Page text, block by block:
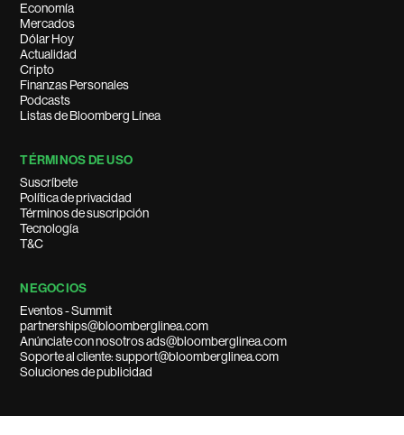
Economía
Mercados
Dólar Hoy
Actualidad
Cripto
Finanzas Personales
Podcasts
Listas de Bloomberg Línea
TÉRMINOS DE USO
Suscríbete
Política de privacidad
Términos de suscripción
Tecnología
T&C
NEGOCIOS
Eventos - Summit
partnerships@bloomberglinea.com
Anúnciate con nosotros ads@bloomberglinea.com
Soporte al cliente: support@bloomberglinea.com
Soluciones de publicidad